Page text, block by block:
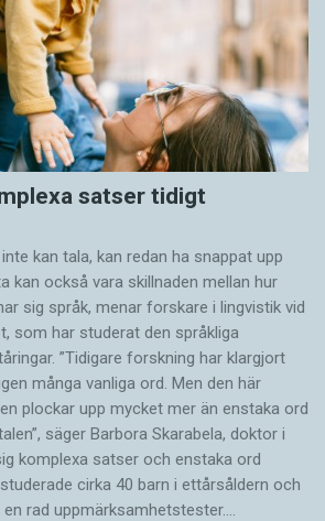
satser tidigt
kan tala, kan redan ha snappat upp
kan också vara skillnaden mellan hur
sig språk, menar forskare i lingvistik vid
som har studerat den språkliga
”Tidigare forskning har klargjort
många vanliga ord. Men den här
plockar upp mycket mer än enstaka ord
säger Barbora Skarabela, doktor i
komplexa satser och enstaka ord
cirka 40 barn i ettårsåldern och
en rad uppmärksamhetstester.…